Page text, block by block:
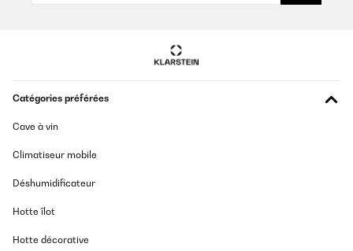
Catégories préférées
Cave à vin
Climatiseur mobile
Déshumidificateur
Hotte îlot
Hotte décorative